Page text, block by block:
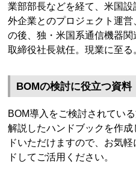
業部部長などを経て、米国
外企業とのプロジェクト運
の後、独・米国系通信機器
取締役社長就任。現業に至る
BOMの検討に役立つ資料
BOM導入をご検討されてい
解説したハンドブックを作
ドいただけますので、お気
ドしてご活用ください。